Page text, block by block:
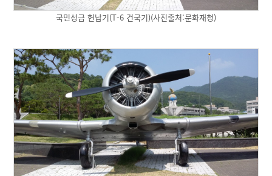
국민성금 헌납기(T-6 건국기)(사진출처:문화재청)